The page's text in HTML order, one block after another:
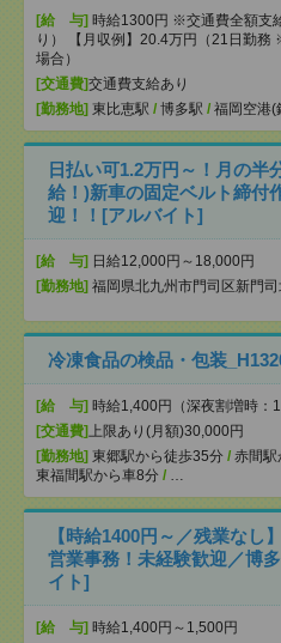
[給 与] 時給1300円 ※交通費全額支
り） 【月収例】20.4万円（21日勤務
場合）
[交通費]交通費支給あり
[勤務地] 東比恵駅 / 博多駅 / 福岡空港(
日払い可1.2万円～！月の半
給！)新車の固定ベルト締付
迎！！[アルバイト]
[給 与] 日給12,000円～18,000円
[勤務地] 福岡県北九州市門司区新門
冷凍食品の検品・包装
[給 与] 時給1,400円（深夜割増時：
[交通費] 上限あり(月額)30,000円
[勤務地] 東郷駅から徒歩35分 / 赤間駅
東福間駅から車8分 / …
【時給1400円～／残業なし
営業事務！未経験歓迎／博
イト]
[給 与] 時給1,400円～1,500円